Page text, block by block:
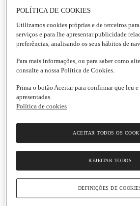
5,99 €
26,74 € / Litro
Ambientador Active
Air Wick
Embalagem|224 Ml
5.0 (1)
Air
Adicionar
17,25 €
POLÍTICA DE COOKIES
Utilizamos cookies próprias e de terceiros
serviços e para lhe apresentar publicidade
preferências, analisando os seus hábitos de
Para mais informações, ou para saber como
consulte a nossa Política de Cookies.
Prima o botão Aceitar para confirmar que leu
apresentadas.
Política de cookies
REJEITAR TODOS
ACEITAR TODOS OS
DEFINIÇÕES DE